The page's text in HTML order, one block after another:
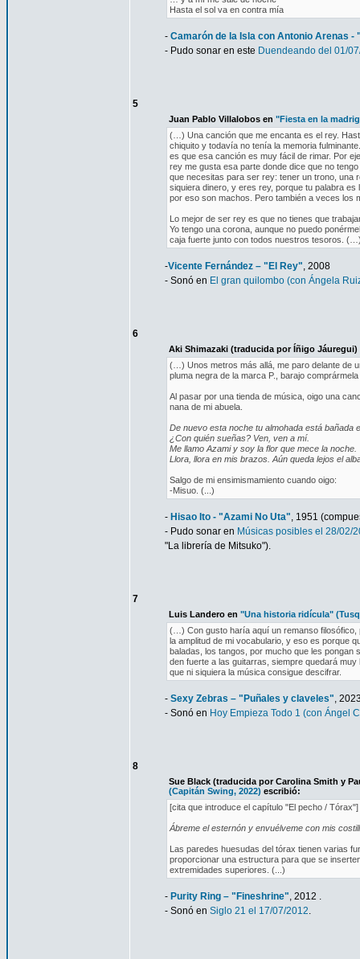
Hasta el sol va en contra mía
- Camarón de la Isla con Antonio Arenas
- Pudo sonar en este Duendeando del 01/
5
Juan Pablo Villalobos en "Fiesta en la
(…) Una canción que me encanta es el rey.
chiquito y todavía no tenía la memoria
es que esa canción es muy fácil de rimar. Por
rey me gusta esa parte donde dice que no
que necesitas para ser rey: tener un trono, una
siquiera dinero, y eres rey, porque tu palabra
por eso son machos. Pero también a veces los
Lo mejor de ser rey es que no tienes que
Yo tengo una corona, aunque no puedo
caja fuerte junto con todos nuestros tesoros.
-Vicente Fernández – "El Rey", 2008
- Sonó en El gran quilombo (con Ángela
6
Aki Shimazaki (traducida por Íñigo
(…) Unos metros más allá, me paro delante de
pluma negra de la marca P., barajo
Al pasar por una tienda de música, oigo una
nana de mi abuela.
De nuevo esta noche tu almohada está bañada
¿Con quién sueñas? Ven, ven a mí.
Me llamo Azami y soy la flor que mece la noche.
Llora, llora en mis brazos. Aún queda lejos el
Salgo de mi ensimismamiento cuando oigo:
-Misuo. (...)
- Hisao Ito - "Azami No Uta", 1951
- Pudo sonar en Músicas posibles el 28/02/
"La librería de Mitsuko").
7
Luis Landero en "Una historia ridícula"
(…) Con gusto haría aquí un remanso filosófico,
la amplitud de mi vocabulario, y eso es porque
baladas, los tangos, por mucho que les
den fuerte a las guitarras, siempre quedará
que ni siquiera la música consigue descifrar.
- Sexy Zebras – "Puñales y claveles",
- Sonó en Hoy Empieza Todo 1 (con Ángel
8
Sue Black (traducida por Carolina Smith y
(Capitán Swing, 2022) escribió:
[cita que introduce el capítulo "El pecho / Tórax"]
Ábreme el esternón y envuélveme con mis
Las paredes huesudas del tórax tienen varias
proporcionar una estructura para que se
extremidades superiores. (...)
- Purity Ring – "Fineshrine", 2012 .
- Sonó en Siglo 21 el 17/07/2012.